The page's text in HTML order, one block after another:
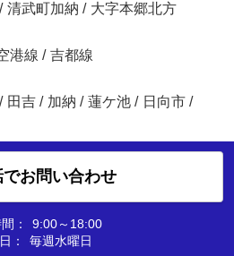
/ 清武町加納 / 大字本郷北方
港線 / 吉都線
/ 田吉 / 加納 / 蓮ケ池 / 日向市 /
でお問い合わせ
：
9:00～18:00
：
毎週水曜日